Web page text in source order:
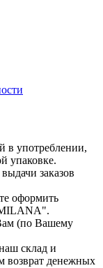
в употреблении,
упаковке.
заказов
оформить
(по Вашему
склад и
возврат денежных